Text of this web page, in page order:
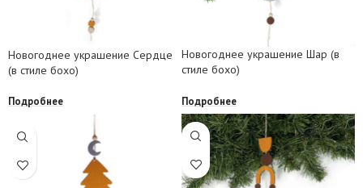
Новогоднее украшение Сердце
(в стиле бохо)
Подробнее
Новогоднее украшение Шар (в
стиле бохо)
Подробнее